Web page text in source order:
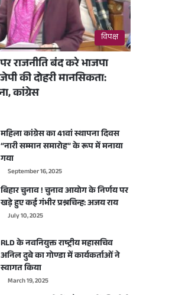
विपक्ष
राजनीति बंद करे भाजपा
की दोहरी मानसिकता:
कांग्रेस
महिला कांग्रेस का 41वां स्थापना दिवस
“नारी सम्मान समारोह” के रूप में मनाया
गया
September 16, 2025
बिहार चुनाव ! चुनाव आयोग के निर्णय पर
खड़े हुए कई गंभीर प्रश्नचिन्ह: अजय राय
July 10, 2025
RLD के नवनियुक्त राष्ट्रीय महासचिव
अनिल दुबे का गोण्डा में कार्यकर्ताओं ने
स्वागत किया
March 19, 2025